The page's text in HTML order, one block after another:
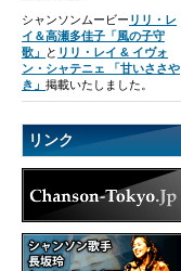
シャンソンムービー リリ・レ
イ＆高瀬多佳子「風の子守
歌」
と リリ・レイ & イヴォ
ン・シャテニェ 「甘いささや
き」 掲載いたしました。
リンク